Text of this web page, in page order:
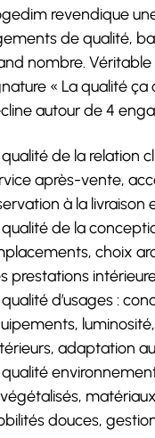
revendique
de qualité,
nombre.
« La qualité
autour de 4
de la relation
après-vente,
à la livraison
qualité de la
choix
prestations
d’usages :
adaptation
qualité
douces,